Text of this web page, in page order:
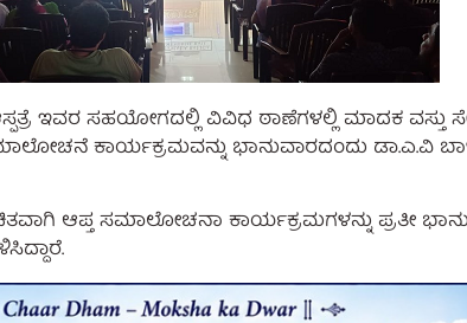
ಇವರ ಸಹಯೋಗದಲ್ಲಿ ವಿವಿಧ ಠಾಣೆಗಳಲ್ಲಿ ಮಾದಕ ವಸ್ತು
ಕಾರ್ಯಕ್ರಮವನ್ನು ಭಾನುವಾರದಂದು ಡಾ.ಎ.ವಿ
ಆಪ್ತ ಸಮಾಲೋಚನಾ ಕಾರ್ಯಕ್ರಮಗಳನ್ನು ಪ್ರತೀ